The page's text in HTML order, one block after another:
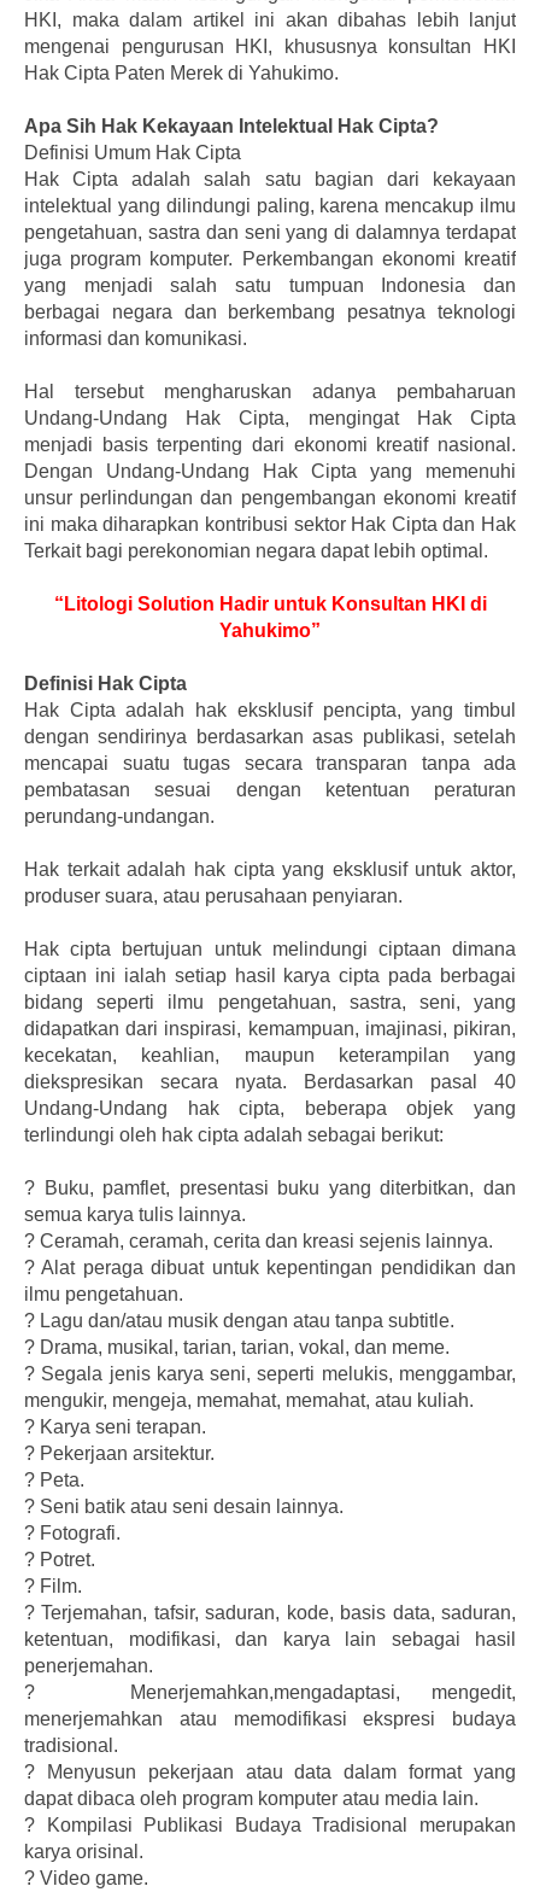
HKI, maka dalam artikel ini akan dibahas lebih lanjut
mengenai pengurusan HKI, khususnya konsultan HKI
Hak Cipta Paten Merek di Yahukimo.
Apa Sih Hak Kekayaan Intelektual Hak Cipta?
Definisi Umum Hak Cipta
Hak Cipta adalah salah satu bagian dari kekayaan
intelektual yang dilindungi paling, karena mencakup ilmu
pengetahuan, sastra dan seni yang di dalamnya terdapat
juga program komputer. Perkembangan ekonomi kreatif
yang menjadi salah satu tumpuan Indonesia dan
berbagai negara dan berkembang pesatnya teknologi
informasi dan komunikasi.
Hal tersebut mengharuskan adanya pembaharuan
Undang-Undang Hak Cipta, mengingat Hak Cipta
menjadi basis terpenting dari ekonomi kreatif nasional.
Dengan Undang-Undang Hak Cipta yang memenuhi
unsur perlindungan dan pengembangan ekonomi kreatif
ini maka diharapkan kontribusi sektor Hak Cipta dan Hak
Terkait bagi perekonomian negara dapat lebih optimal.
“Litologi Solution Hadir untuk Konsultan HKI di
Yahukimo”
Definisi Hak Cipta
Hak Cipta adalah hak eksklusif pencipta, yang timbul
dengan sendirinya berdasarkan asas publikasi, setelah
mencapai suatu tugas secara transparan tanpa ada
pembatasan sesuai dengan ketentuan peraturan
perundang-undangan.
Hak terkait adalah hak cipta yang eksklusif untuk aktor,
produser suara, atau perusahaan penyiaran.
Hak cipta bertujuan untuk melindungi ciptaan dimana
ciptaan ini ialah setiap hasil karya cipta pada berbagai
bidang seperti ilmu pengetahuan, sastra, seni, yang
didapatkan dari inspirasi, kemampuan, imajinasi, pikiran,
kecekatan, keahlian, maupun keterampilan yang
diekspresikan secara nyata. Berdasarkan pasal 40
Undang-Undang hak cipta, beberapa objek yang
terlindungi oleh hak cipta adalah sebagai berikut:
? Buku, pamflet, presentasi buku yang diterbitkan, dan
semua karya tulis lainnya.
? Ceramah, ceramah, cerita dan kreasi sejenis lainnya.
? Alat peraga dibuat untuk kepentingan pendidikan dan
ilmu pengetahuan.
? Lagu dan/atau musik dengan atau tanpa subtitle.
? Drama, musikal, tarian, tarian, vokal, dan meme.
? Segala jenis karya seni, seperti melukis, menggambar,
mengukir, mengeja, memahat, memahat, atau kuliah.
? Karya seni terapan.
? Pekerjaan arsitektur.
? Peta.
? Seni batik atau seni desain lainnya.
? Fotografi.
? Potret.
? Film.
? Terjemahan, tafsir, saduran, kode, basis data, saduran,
ketentuan, modifikasi, dan karya lain sebagai hasil
penerjemahan.
?
Menerjemahkan,mengadaptasi, mengedit,
menerjemahkan atau memodifikasi ekspresi budaya
tradisional.
?
Menyusun pekerjaan atau data dalam format yang
dapat dibaca oleh program komputer atau media lain.
?
Kompilasi Publikasi Budaya Tradisional merupakan
karya orisinal.
? Video game.